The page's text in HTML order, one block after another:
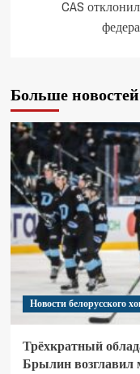
CAS
Больше новостей
Новости белорусского
Трёхкратный
Брылин возглавил